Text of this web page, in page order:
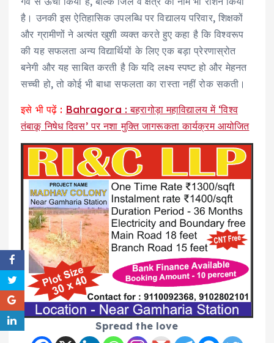
है। उनकी इस ऐतिहासिक उपलब्धि पर विद्यालय परिवार, शिक्षकों
और ग्रामीणों ने अत्यंत खुशी व्यक्त करते हुए कहा है कि विश्वरूप
की यह सफलता अन्य विद्यार्थियों के लिए एक बड़ा प्रेरणास्रोत
बनेगी और यह साबित करती है कि यदि लक्ष्य स्पष्ट हो और मेहनत
सच्ची हो, तो कोई भी बाधा सफलता का रास्ता नहीं रोक सकती।
इसे भी पढ़ें : Bahragora : बहरागोड़ा महाविद्यालय में ‘विश्व
तंबाकू निषेध दिवस’ पर नशा मुक्ति जागरूकता कार्यक्रम आयोजित
Spread the love